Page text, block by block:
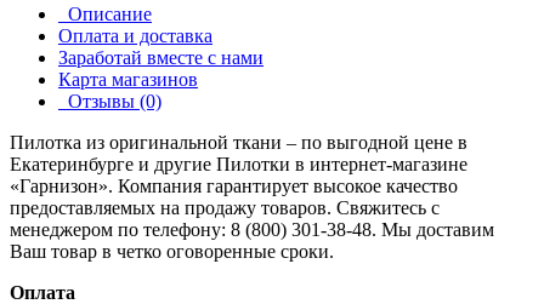
Описание
Оплата и доставка
Заработай вместе с нами
Карта магазинов
Отзывы (0)
Пилотка из оригинальной ткани – по выгодной цене в
Екатеринбурге и другие Пилотки в интернет-магазине
«Гарнизон». Компания гарантирует высокое качество
предоставляемых на продажу товаров. Свяжитесь с
менеджером по телефону: 8 (800) 301-38-48. Мы доставим
Ваш товар в четко оговоренные сроки.
Оплата